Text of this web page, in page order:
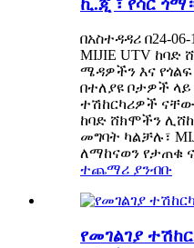
በአስተዳዳሪ በ24-06-
MIJIE UTV
ሜዳዎችን እና
በተለያዩ ቦታዎች
ተሽከርካሪዎች
ከባድ ሸክሞችን
መግባት ካልቻሉ፣
ለማከናወን የታጠቁ
ተጨማሪ ያንብቡ
የመገልገያ